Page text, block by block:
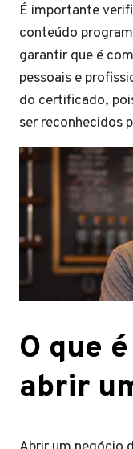
É importante
conteúdo
garantir que é
pessoais e
do certificado,
ser reconhecidos
O que
abrir